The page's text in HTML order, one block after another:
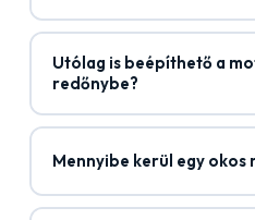
Utólag is beépíthető a
redőnybe?
Mennyibe kerül egy okos